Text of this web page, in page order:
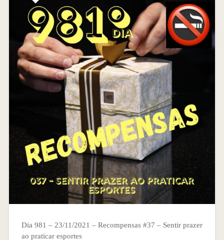
Dia 981 – 23/11/2021 – Recompensas #37 – Sentir prazer
ao praticar esportes